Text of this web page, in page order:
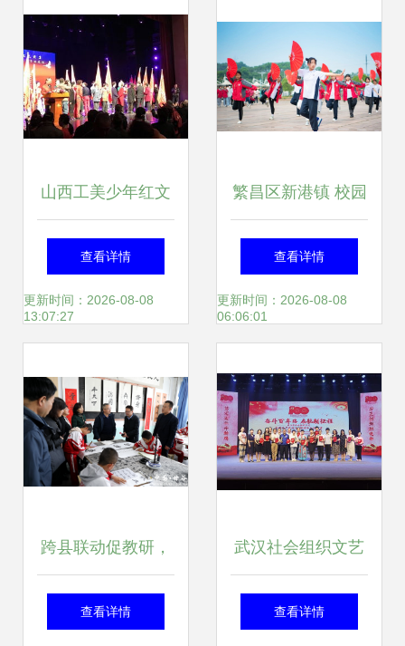
艺术交流活动
山西工美少年红文
工团助力省城文化
志愿者艺术总团成
查看详情
更新时间：2026-08-08
13:07:27
繁昌区新港镇 校园
艺术节舞动青春风
采 传承文明坚定文
查看详情
更新时间：2026-08-08
06:06:01
跨县联动促教研，
互学共进谋新篇
查看详情
武汉社会组织文艺
汇演庆祝建党百年
查看详情